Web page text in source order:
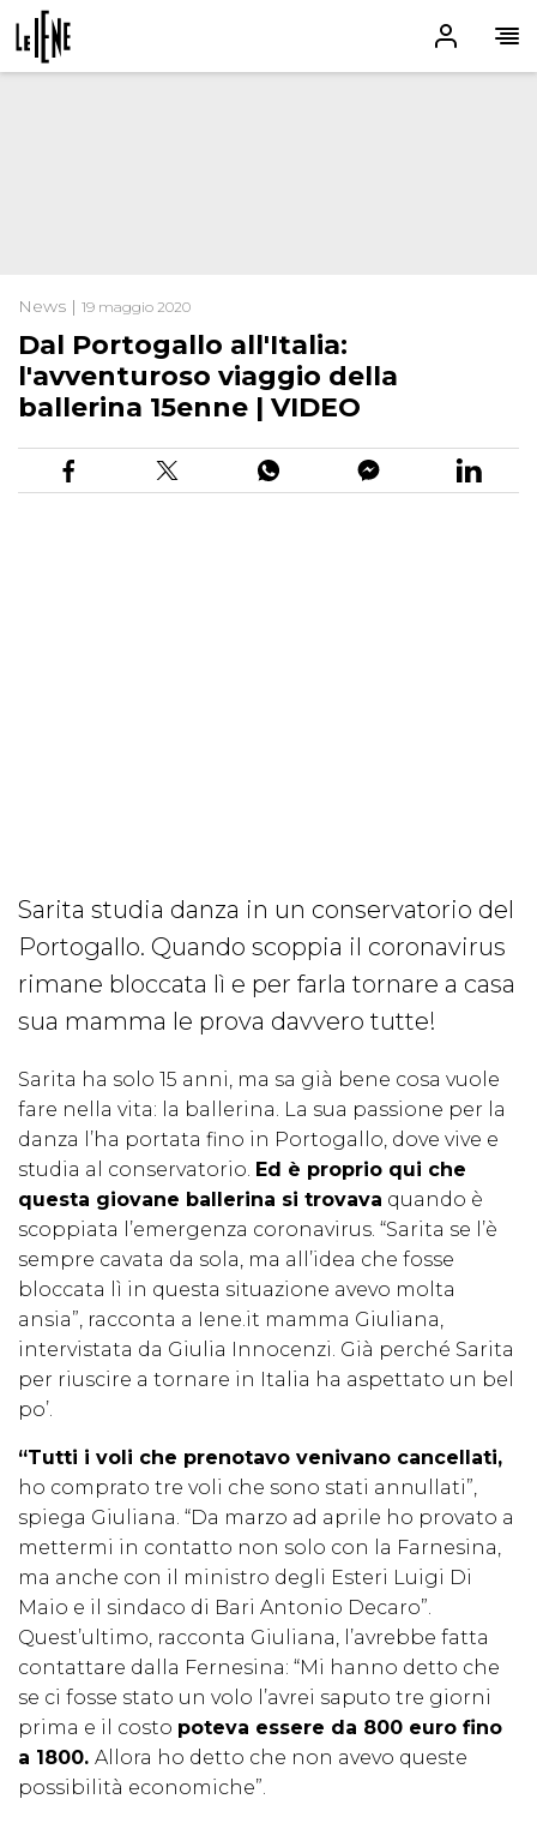
News | 19 maggio 2020
Dal Portogallo all'Italia:
l'avventuroso viaggio della
ballerina 15enne | VIDEO
Sarita studia danza in un conservatorio del
Portogallo. Quando scoppia il coronavirus
rimane bloccata lì e per farla tornare a casa
sua mamma le prova davvero tutte!
Sarita ha solo 15 anni, ma sa già bene cosa vuole
fare nella vita: la ballerina. La sua passione per la
danza l’ha portata fino in Portogallo, dove vive e
studia al conservatorio. Ed è proprio qui che
questa giovane ballerina si trovava quando è
scoppiata l’emergenza coronavirus. “Sarita se l’è
sempre cavata da sola, ma all’idea che fosse
bloccata lì in questa situazione avevo molta
ansia”, racconta a Iene.it mamma Giuliana,
intervistata da Giulia Innocenzi. Già perché Sarita
per riuscire a tornare in Italia ha aspettato un bel
po’.
“Tutti i voli che prenotavo venivano cancellati,
ho comprato tre voli che sono stati annullati”,
spiega Giuliana. “Da marzo ad aprile ho provato a
mettermi in contatto non solo con la Farnesina,
ma anche con il ministro degli Esteri Luigi Di
Maio e il sindaco di Bari Antonio Decaro”.
Quest’ultimo, racconta Giuliana, l’avrebbe fatta
contattare dalla Fernesina: “Mi hanno detto che
se ci fosse stato un volo l’avrei saputo tre giorni
prima e il costo poteva essere da 800 euro fino
a 1800. Allora ho detto che non avevo queste
possibilità economiche”.